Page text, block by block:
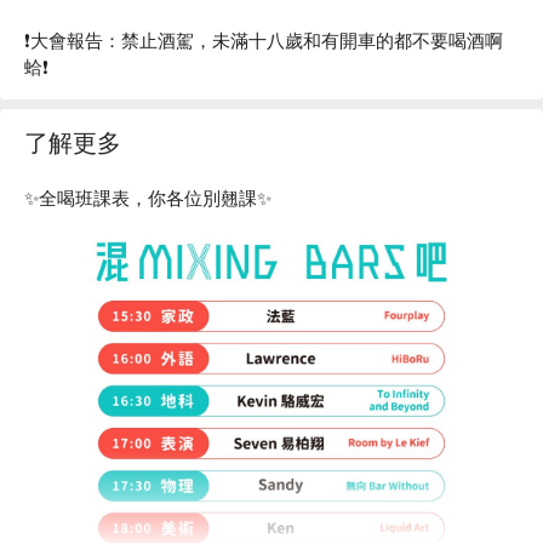
❗️大會報告：禁止酒駕，未滿十八歲和有開車的都不要喝酒啊
蛤❗️
了解更多
✨全喝班課表，你各位別翹課✨